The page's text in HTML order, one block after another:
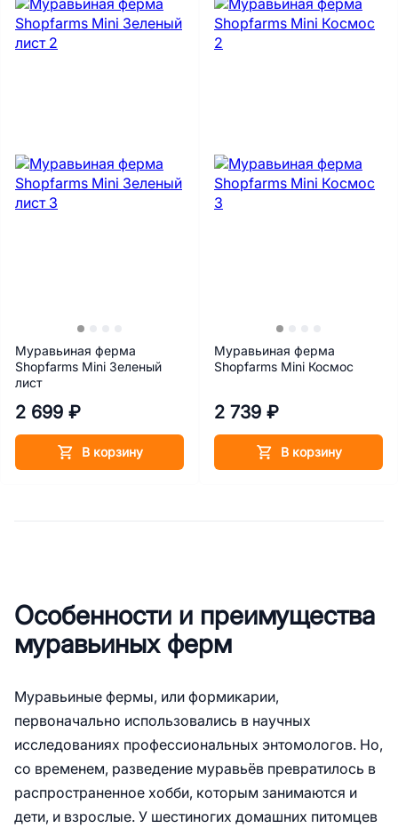
Муравьиная ферма
Shopfarms Mini Зеленый
лист
2 699 ₽
В корзину
Муравьиная ферма
Shopfarms Mini Космос
2 739 ₽
В корзину
Особенности и преимущества
муравьиных ферм
Муравьиные фермы, или формикарии,
первоначально использовались в научных
исследованиях профессиональных энтомологов. Но,
со временем, разведение муравьёв превратилось в
распространенное хобби, которым занимаются и
дети, и взрослые. У шестиногих домашних питомцев